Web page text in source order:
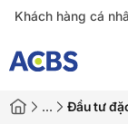
Khách hàng cá
… Đầu tư